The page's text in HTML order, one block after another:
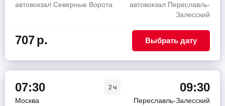
автовокзал Северные Ворота
автовокзал Переславль-
Залесский
707р. Выбрать дату
07:30 2ч 09:30
Москва
Переславль-Залесский